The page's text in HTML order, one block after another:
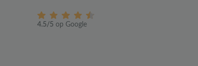
4.5/5 op Google